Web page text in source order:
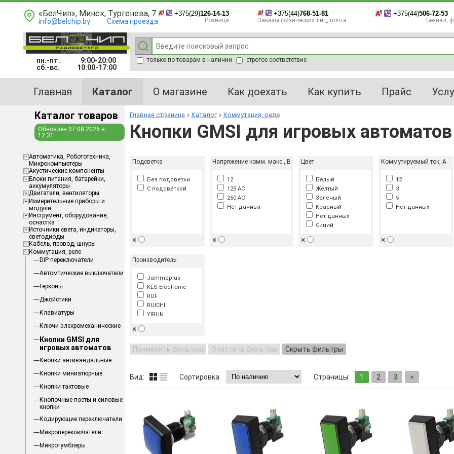
«БелЧип», Минск, Тургенева, 7
info@belchip.by Схема проезда
+375(29)126-14-13
Розница
+375(44)768-51-81
Заказы физических лиц, почта
+375(44)506-72-53
Безнал,
пн.-пт.
9:00-20:00
сб.-вс.
10:00-17:00
только по товарам в наличии строгое соответствие
Главная Каталог О магазине Как доехать Как купить Прайс
Каталог товаров
Обновлен 07.08.2026 в
12:31
Aвтоматика, Робототехника,
Микрокомпьютеры
Акустические компоненты
Блоки питания, батарейки,
аккумуляторы
Двигатели, вентиляторы
Измерительные приборы и
модули
Инструмент, оборудование,
оснастка
Источники света, индикаторы,
светодиоды
Кабель, провод, шнуры
Коммутация, реле
DIP переключатели
Автомтические выключатели
Герконы
Джойстики
Клавиатуры
Ключи элекромеханические
Кнопки GMSI для
игровых автоматов
Кнопки антивандальные
Кнопки миниатюрные
Кнопки тактовые
Кнопочные посты и силовые
кнопки
Кодирующие переключатели
Микропереключатели
Микротумблеры
Главная страница Каталог Коммутация, реле
Кнопки GMSI для игровых автоматов
Подсветка
Без подсветки
С подсветкой
×
Напряжение комм. макс., В
12
125 AC
250 AC
Нет данных
×
Цвет
Белый
Желтый
Зеленый
Красный
Нет данных
Синий
×
Коммутируемый ток, А
12
3
5
Нет данных
×
Производитель
Jammaplus
KLS Electronic
RUF
RUICHI
YIRUN
×
Применить фильтры Очистить фильтры Скрыть фильтры
Вид: Сортировка: Страницы: 1 2 3 >